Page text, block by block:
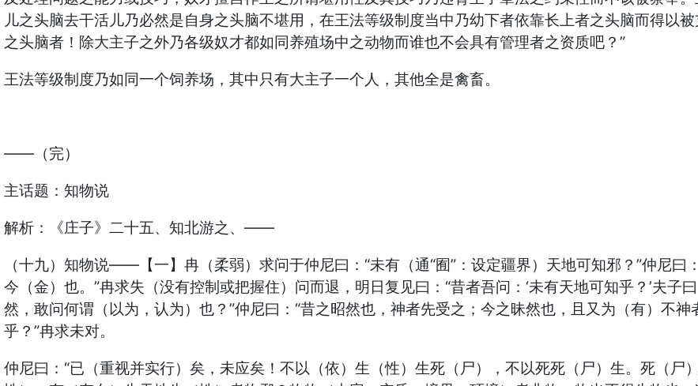
儿之头脑去干活儿乃必然是自身之头脑不堪用，在王法等级制度当中乃幼下者依靠长上者之头脑而得以
之头脑者！除大主子之外乃各级奴才都如同养殖场中之动物而谁也不会具有管理者之资质吧？”
王法等级制度乃如同一个饲养场，其中只有大主子一个人，其他全是禽畜。
——（完）
主话题：知物说
解析：《庄子》二十五、知北游之、——
（十九）知物说——【一】冉（柔弱）求问于仲尼曰：“未有（通“囿”：设定疆界）天地可知邪？”仲尼曰
今（金）也。”冉求失（没有控制或把握住）问而退，明日复见曰：“昔者吾问：‘未有天地可知乎？’夫子
然，敢问何谓（以为，认为）也？”仲尼曰：“昔之昭然也，神者先受之；今之昧然也，且又为（有）不
乎？”冉求未对。
仲尼曰：“已（重视并实行）矣，未应矣！不以（依）生（性）生死（尸），不以死死（尸）生。死（